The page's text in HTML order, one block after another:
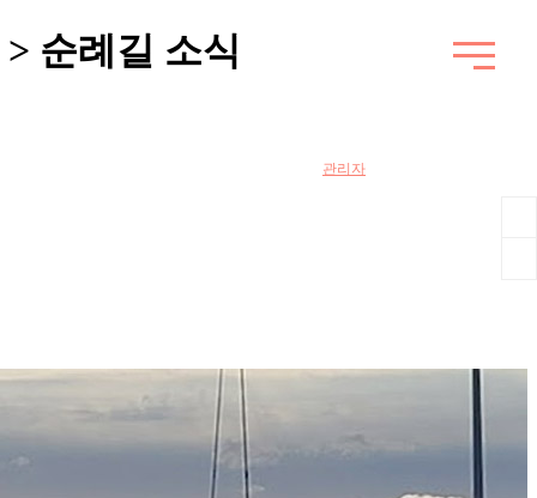
순례길 소식
관리자